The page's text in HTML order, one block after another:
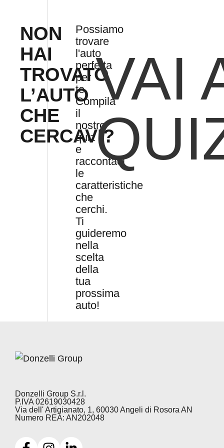
NON
HAI
TROVATO
L’AUTO
CHE
CERCAVI?
Possiamo
trovare
l'auto
perfetta
per
te.
Compila
il
nostro
quiz
e
raccontaci
le
caratteristiche
che
cerchi.
Ti
guideremo
nella
scelta
della
tua
prossima
auto!
VAI
Donzelli Group S.r.l.
P.IVA 02619030428
Via dell' Artigianato, 1, 60030 Angeli di Rosora AN
Numero REA: AN202048